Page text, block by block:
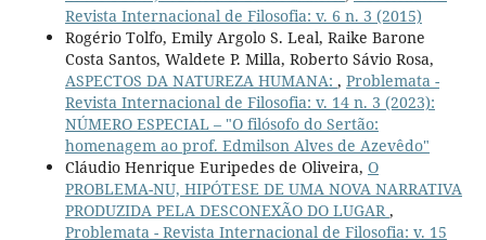
Revista Internacional de Filosofia: v. 6 n. 3 (2015)
Rogério Tolfo, Emily Argolo S. Leal, Raike Barone
Costa Santos, Waldete P. Milla, Roberto Sávio Rosa,
ASPECTOS DA NATUREZA HUMANA: , Problemata -
Revista Internacional de Filosofia: v. 14 n. 3 (2023):
NÚMERO ESPECIAL – "O filósofo do Sertão:
homenagem ao prof. Edmilson Alves de Azevêdo"
Cláudio Henrique Euripedes de Oliveira, O
PROBLEMA-NU, HIPÓTESE DE UMA NOVA NARRATIVA
PRODUZIDA PELA DESCONEXÃO DO LUGAR ,
Problemata - Revista Internacional de Filosofia: v. 15